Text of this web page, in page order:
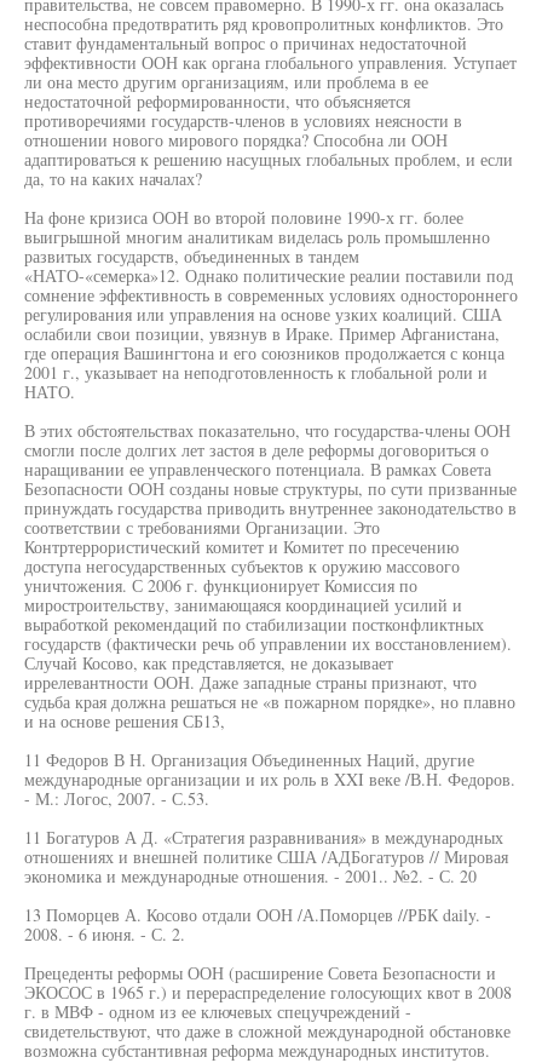
неспособна предотвратить ряд кровопролитных конфликтов. Это
ставит фундаментальный вопрос о причинах недостаточной
эффективности ООН как органа глобального управления. Уступает
ли она место другим организациям, или проблема в ее
недостаточной реформированности, что объясняется
противоречиями государств-членов в условиях неясности в
отношении нового мирового порядка? Способна ли ООН
адаптироваться к решению насущных глобальных проблем, и если
да, то на каких началах?
На фоне кризиса ООН во второй половине 1990-х гг. более
выигрышной многим аналитикам виделась роль промышленно
развитых государств, объединенных в тандем
«НАТО-«семерка»12. Однако политические реалии поставили под
сомнение эффективность в современных условиях одностороннего
регулирования или управления на основе узких коалиций. США
ослабили свои позиции, увязнув в Ираке. Пример Афганистана,
где операция Вашингтона и его союзников продолжается с конца
2001 г., указывает на неподготовленность к глобальной роли и
НАТО.
В этих обстоятельствах показательно, что государства-члены ООН
смогли после долгих лет застоя в деле реформы договориться о
наращивании ее управленческого потенциала. В рамках Совета
Безопасности ООН созданы новые структуры, по сути призванные
принуждать государства приводить внутреннее законодательство в
соответствии с требованиями Организации. Это
Контртеррористический комитет и Комитет по пресечению
доступа негосударственных субъектов к оружию массового
уничтожения. С 2006 г. функционирует Комиссия по
миростроительству, занимающаяся координацией усилий и
выработкой рекомендаций по стабилизации постконфликтных
государств (фактически речь об управлении их восстановлением).
Случай Косово, как представляется, не доказывает
иррелевантности ООН. Даже западные страны признают, что
судьба края должна решаться не «в пожарном порядке», но плавно
и на основе решения СБ13,
11 Федоров В Н. Организация Объединенных Наций, другие
международные организации и их роль в XXI веке /В.Н. Федоров.
- М.: Логос, 2007. - С.53.
11 Богатуров А Д. «Стратегия разравнивания» в международных
отношениях и внешней политике США /АДБогатуров // Мировая
экономика и международные отношения. - 2001.. №2. - С. 20
13 Поморцев А. Косово отдали ООН /А.Поморцев //РБК daily. -
2008. - 6 июня. - С. 2.
Прецеденты реформы ООН (расширение Совета Безопасности и
ЭКОСОС в 1965 г.) и перераспределение голосующих квот в 2008
г. в МВФ - одном из ее ключевых спецучреждений -
свидетельствуют, что даже в сложной международной обстановке
возможна субстантивная реформа международных институтов.